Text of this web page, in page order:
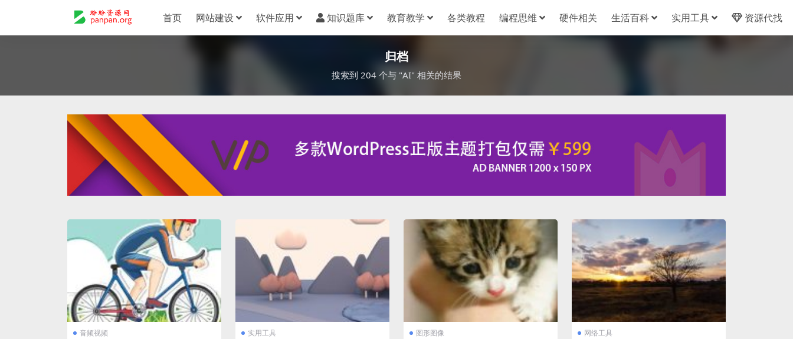
首页 网站建设 软件应用 知识题库 教育教学 各类教程 编程思维 硬件相关 生活百科 实用工具 资源代找
归档
搜索到 204 个与 "AI" 相关的结果
音频视频 实用工具 图形图像 网络工具